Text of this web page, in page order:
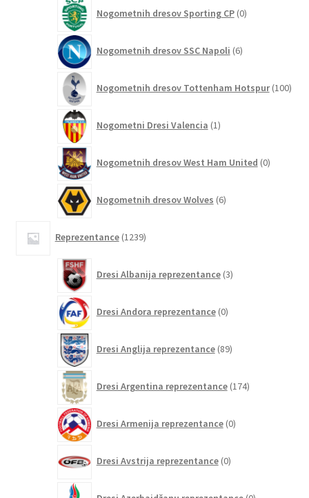
Nogometnih dresov Sporting CP 0izdelkov
Nogometnih dresov SSC Napoli 6izdelkov
Nogometnih dresov Tottenham Hotspur 100
Nogometni Dresi Valencia 1izdelek
Nogometnih dresov West Ham United 0izdelkov
Nogometnih dresov Wolves 6izdelkov
Reprezentance 1239izdelkov
Dresi Albanija reprezentance 3izdelki
Dresi Andora reprezentance 0izdelkov
Dresi Anglija reprezentance 89izdelkov
Dresi Argentina reprezentance 174izdelkov
Dresi Armenija reprezentance 0izdelkov
Dresi Avstrija reprezentance 0izdelkov